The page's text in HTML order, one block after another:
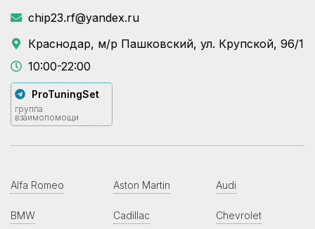
chip23.rf@yandex.ru
Краснодар, м/р Пашковский, ул. Крупской, 96/1
10:00-22:00
ProTuningSet
группа
взаимопомощи
Alfa Romeo Aston Martin Audi
BMW Cadillac Chevrolet